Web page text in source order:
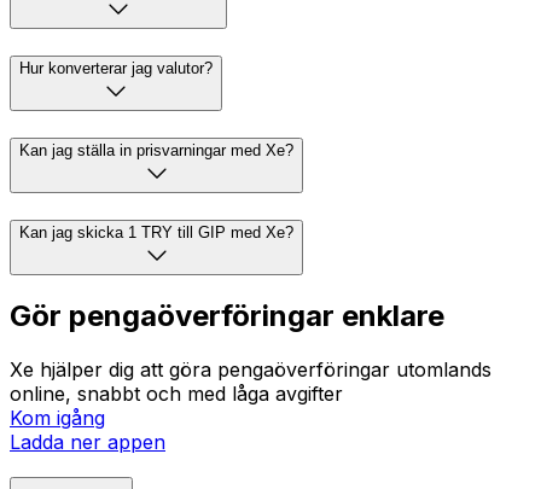
Hur konverterar jag valutor?
Kan jag ställa in prisvarningar med Xe?
Kan jag skicka 1 TRY till GIP med Xe?
Gör pengaöverföringar enklare
Xe hjälper dig att göra pengaöverföringar utomlands
online, snabbt och med låga avgifter
Kom igång
Ladda ner appen